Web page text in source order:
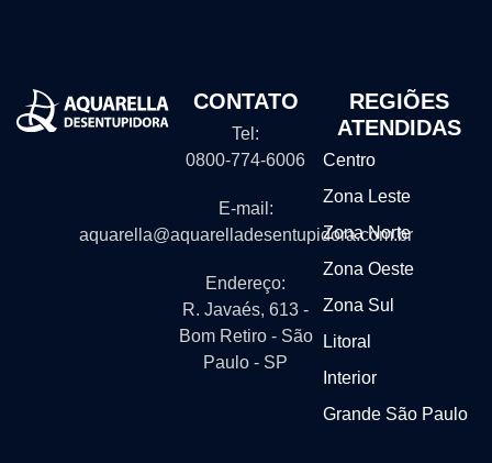
CONTATO
Tel:
0800-774-6006
E-mail:
aquarella@aquarelladesentupidora.com.br
Endereço:
R. Javaés, 613 -
Bom Retiro - São
Paulo - SP
REGIÕES
ATENDIDAS
Centro
Zona Leste
Zona Norte
Zona Oeste
Zona Sul
Litoral
Interior
Grande São Paulo